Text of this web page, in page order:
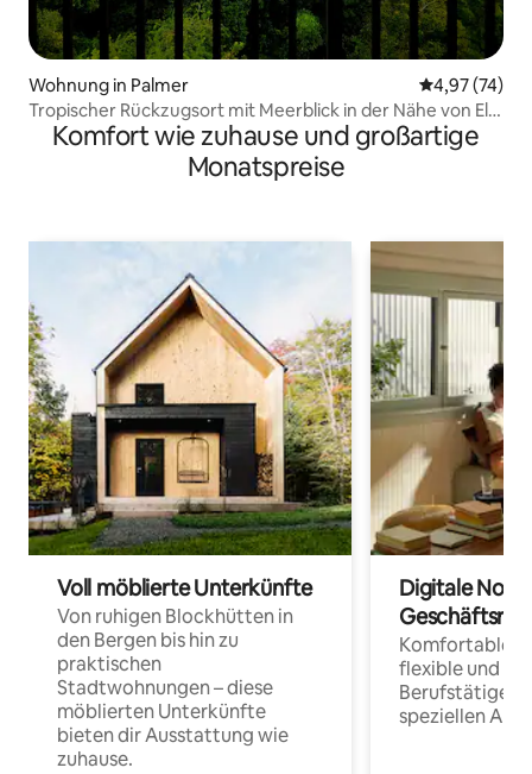
Wohnung in Palmer
4,97 (74)
Tropischer Rückzugsort mit Meerblick in der Nähe von El
Yunque
Komfort wie zuhause und großartige
Monatspreise
Voll möblierte Unterkünfte
Von ruhigen Blockhütten in
den Bergen bis hin zu
praktischen
Stadtwohnungen – diese
möblierten Unterkünfte
bieten dir Ausstattung wie
zuhause.
Digitale
Komfortable
flexible und
Berufstätige
speziellen